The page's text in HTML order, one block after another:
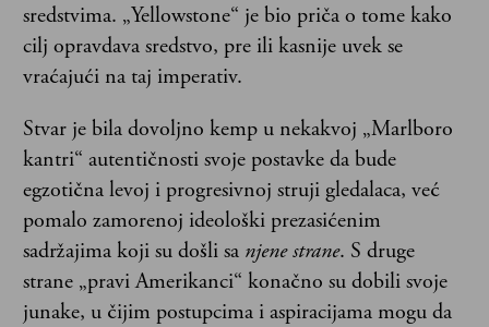
sredstvima. „Yellowstone“ je bio priča o tome kako
cilj opravdava sredstvo, pre ili kasnije uvek se
vraćajući na taj imperativ.
Stvar je bila dovoljno kemp u nekakvoj „Marlboro
kantri“ autentičnosti svoje postavke da bude
egzotična levoj i progresivnoj struji gledalaca, već
pomalo zamorenoj ideološki prezasićenim
sadržajima koji su došli sa njene strane. S druge
strane „pravi Amerikanci“ konačno su dobili svoje
junake, u čijim postupcima i aspiracijama mogu da